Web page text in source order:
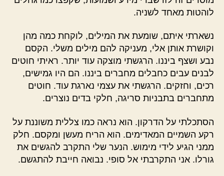
לוהטות מאחד לשניה.
נשארתי איתם, שומעת את המילים, לוקחת כמה מהן
וקושרת אותן אלי, מעניקה להם מילים משלי. הקסם
נבע ושצף ביננו. הרגשתי מוצקה עוד יותר. ראיתי חוטים
לבנים עבים כחבלים מחברים ביננו. הם היו גמישים,
רכים, וחזקים. הרגשתי את עצמי נארגת עוד. חוטים
מתחברים בתבניות סריגה, חלקי בדים נוצרים.
הסתכלתי על הדרקון. הוא נראה כמו צללית משוננת על
רקע השמיים המאדימים. הוא הריח מעשן ומקסם. חלק
ממני הגיע לידי מימוש. הנער שלי התקרב להגשים את
גורלו. אני התקרבתי אל סופי. נבואה חייבת להתגשם.